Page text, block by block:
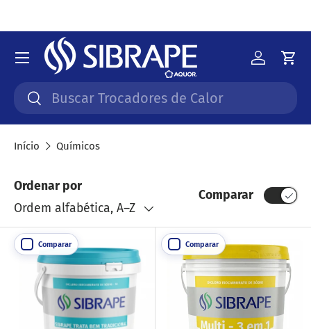
Ir para o conteúdo
Pesquisar
Pesquisar
Iniciar
Menu
Início Químicos
Ordenar por
Ordem alfabética, A–Z
Comparar
Comparar Comparar